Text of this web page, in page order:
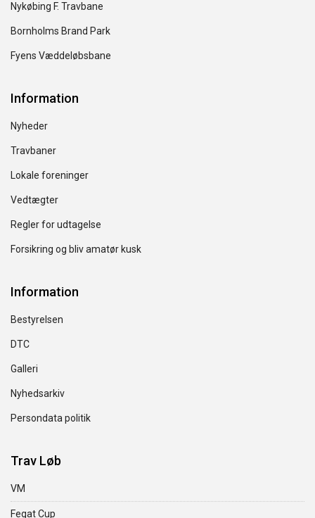
Nykøbing F. Travbane
Bornholms Brand Park
Fyens Væddeløbsbane
Information
Nyheder
Travbaner
Lokale foreninger
Vedtægter
Regler for udtagelse
Forsikring og bliv amatør kusk
Information
Bestyrelsen
DTC
Galleri
Nyhedsarkiv
Persondata politik
Trav Løb
VM
Fegat Cup